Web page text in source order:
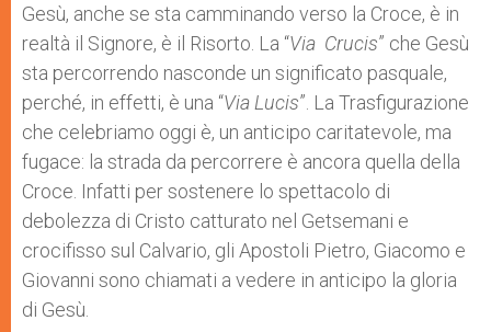
Gesù, anche se sta camminando verso la Croce, è in
realtà il Signore, è il Risorto. La “Via Crucis” che Gesù
sta percorrendo nasconde un significato pasquale,
perché, in effetti, è una “Via Lucis”. La Trasfigurazione
che celebriamo oggi è, un anticipo caritatevole, ma
fugace: la strada da percorrere è ancora quella della
Croce. Infatti per sostenere lo spettacolo di
debolezza di Cristo catturato nel Getsemani e
crocifisso sul Calvario, gli Apostoli Pietro, Giacomo e
Giovanni sono chiamati a vedere in anticipo la gloria
di Gesù.